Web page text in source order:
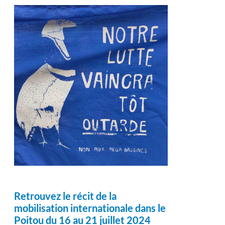
Retrouvez le récit de la
mobilisation internationale dans le
Poitou du 16 au 21 juillet 2024